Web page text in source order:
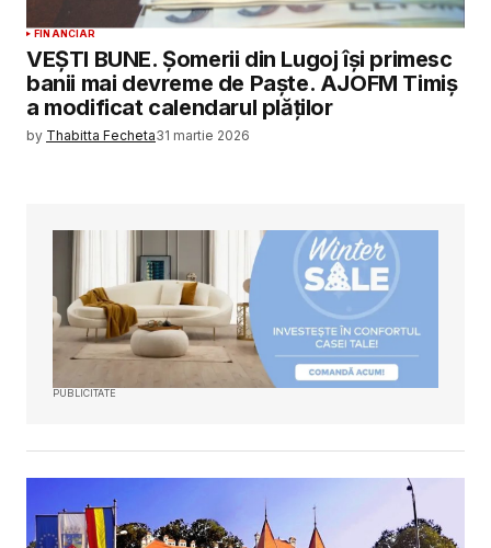
FINANCIAR
VEȘTI BUNE. Șomerii din Lugoj își primesc
banii mai devreme de Paște. AJOFM Timiș
a modificat calendarul plăților
by Thabitta Fecheta31 martie 2026
PUBLICITATE